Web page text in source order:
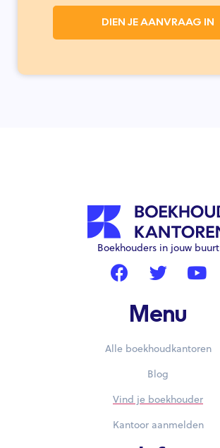
DIEN JE AANVRAAG IN
Boekhouders in jouw buurt
Menu
Alle boekhoudkantoren
Blog
Vind je boekhouder
Kantoor aanmelden